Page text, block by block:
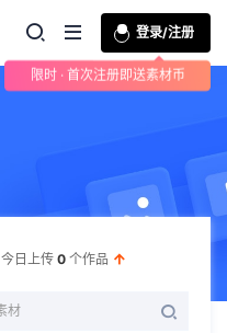
登录/注册
限时 · 首次注册即送素材币
今日上传 0 个作品